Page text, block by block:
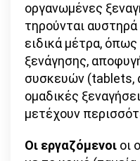
οργανωμένες
τηρούνται
ειδικά μέτρα,
ξενάγησης,
συσκευών (tablets,
ομαδικές
μετέχουν
Οι εργαζόμενοι οι